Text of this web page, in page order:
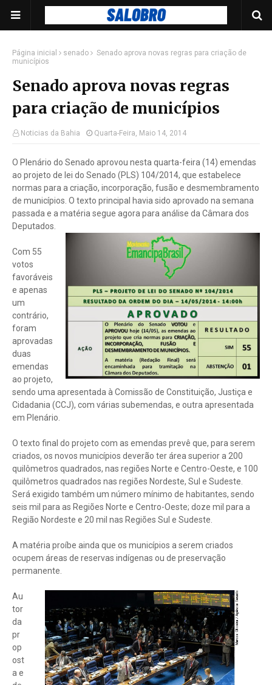
Página inicial senado
Senado aprova novas regras para criação de
municípios
Senado aprova novas regras
para criação de municípios
Noticias da Bahia Quarta-Feira, Maio 14, 2014
O Plenário do Senado aprovou nesta quarta-feira (14) emendas
ao projeto de lei do Senado (PLS) 104/2014, que estabelece
normas para a criação, incorporação, fusão e desmembramento
de municípios. O texto principal havia sido aprovado na semana
passada e a matéria segue agora para análise da Câmara dos
Deputados.
Com 55
votos
favoráveis
e apenas
um
contrário,
foram
aprovadas
duas
emendas
ao projeto,
sendo uma apresentada à Comissão de Constituição, Justiça e
Cidadania (CCJ), com várias subemendas, e outra apresentada
em Plenário.
O texto final do projeto com as emendas prevê que, para serem
criados, os novos municípios deverão ter área superior a 200
quilômetros quadrados, nas regiões Norte e Centro-Oeste, e 100
quilômetros quadrados nas regiões Nordeste, Sul e Sudeste.
Será exigido também um número mínimo de habitantes, sendo
seis mil para as Regiões Norte e Centro-Oeste; doze mil para a
Região Nordeste e 20 mil nas Regiões Sul e Sudeste.
A matéria proíbe ainda que os municípios a serem criados
ocupem áreas de reservas indígenas ou de preservação
permanente.
Au
tor
da
pr
op
ost
a e